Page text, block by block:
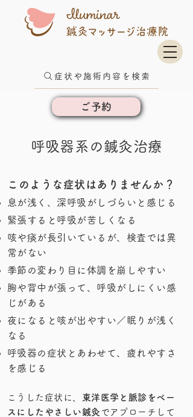
症状や施術内容を検索
ご予約
呼吸器系の鍼灸治療
このような症状はありませんか？
息が浅く、深呼吸がしづらいと感じる
緊張すると呼吸が苦しくなる
咳や痰が長引いているが、検査では異
常がない
季節の変わり目に体調を崩しやすい
胸や背中が張って、呼吸がしにくい感
じがある
夜になると咳が出やすい／眠りが浅く
なる
呼吸器の症状とあわせて、疲れやすさ
を感じる
こうした症状に、 東洋医学と脈診をベー
スにしたやさしい鍼灸 でアプローチして